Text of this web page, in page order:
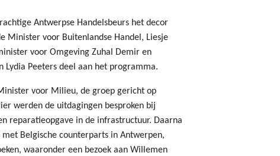
Antwerpse Handelsbeurs het decor
Minister voor Buitenlandse Handel, Liesje
voor Omgeving Zuhal Demir en
Peeters deel aan het programma.
voor Milieu, de groep gericht op
werden de uitdagingen besproken bij
reparatieopgave in de infrastructuur. Daarna
Belgische counterparts in Antwerpen,
waaronder een bezoek aan Willemen